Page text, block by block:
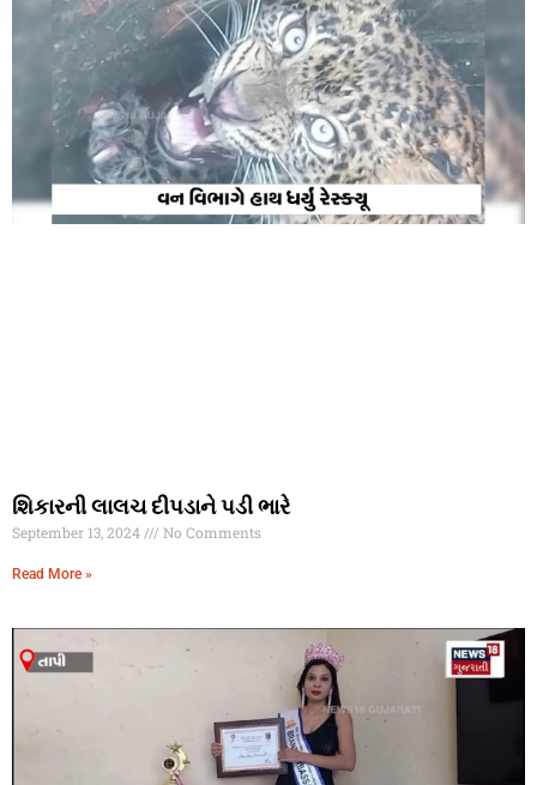
શિકારની લાલચ દીપડાને પડી ભારે
September 13, 2024 No Comments
Read More »